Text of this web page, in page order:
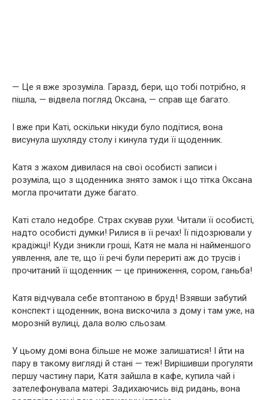
— Це я вже зрозуміла. Гаразд, бери, що тобі потрібно, я
пішла, — відвела погляд Оксана, — справ ще багато.
І вже при Каті, оскільки нікуди було подітися, вона
висунула шухляду столу і кинула туди її щоденник.
Катя з жахом дивилася на свої особисті записи і
розуміла, що з щоденника знято замок і що тітка Оксана
могла прочитати дуже багато.
Каті стало недобре. Страх скував рухи. Читали її особисті,
надто особисті думки! Рилися в її речах! Її підозрювали у
крадіжці! Куди зникли гроші, Катя не мала ні найменшого
уявлення, але те, що її речі були перериті аж до трусів і
прочитаний її щоденник — це приниження, сором, ганьба!
Катя відчувала себе втоптаною в бруд! Взявши забутий
конспект і щоденник, вона вискочила з дому і там уже, на
морозній вулиці, дала волю сльозам.
У цьому домі вона більше не може залишатися! І йти на
пару в такому вигляді й стані — теж! Вирішивши прогуляти
першу частину пари, Катя зайшла в кафе, купила чай і
зателефонувала матері. Задихаючись від ридань, вона